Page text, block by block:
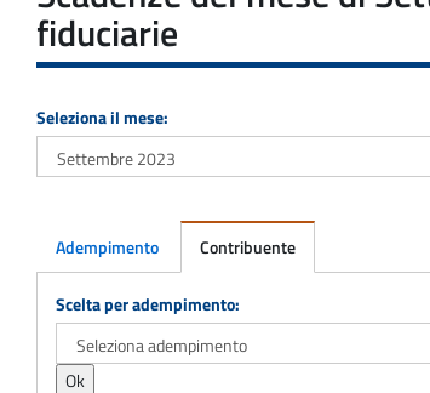
fiduciarie
Seleziona il mese:
Adempimento Contribuente
Adempimento
Scelta per adempimento: